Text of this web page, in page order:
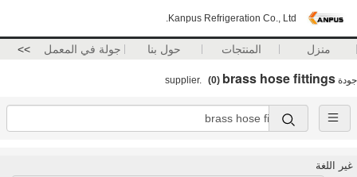
Kanpus Refrigeration Co., Ltd.
منزل المنتجات حول بنا جولة في المعمل >>
جودة brass hose fittings
(0)
غير اللغة